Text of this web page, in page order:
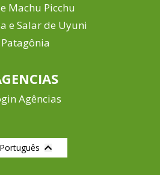
Machu Picchu
e Salar de Uyuni
Patagônia
Agências
Português